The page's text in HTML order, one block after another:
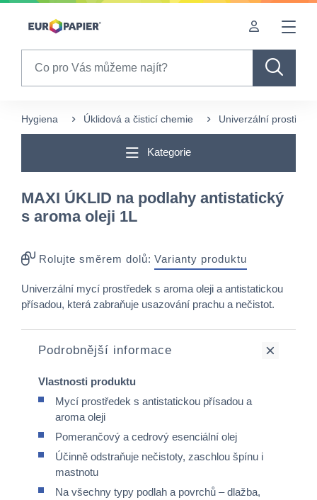
Table Of Content
Hygiena Úklidová a čisticí chemie Univerzální
Kategorie
MAXI ÚKLID na podlahy antistatický
s aroma oleji 1L
Rolujte směrem dolů: Varianty produktu
Univerzální mycí prostředek s aroma oleji a antistatickou
přísadou, která zabraňuje usazování prachu a nečistot.
Podrobnější informace
Vlastnosti produktu
Mycí prostředek s antistatickou přísadou a
aroma oleji
Pomerančový a cedrový esenciální olej
Účinně odstraňuje nečistoty, zaschlou špínu i
mastnotu
Na všechny typy podlah a povrchů – dlažba,